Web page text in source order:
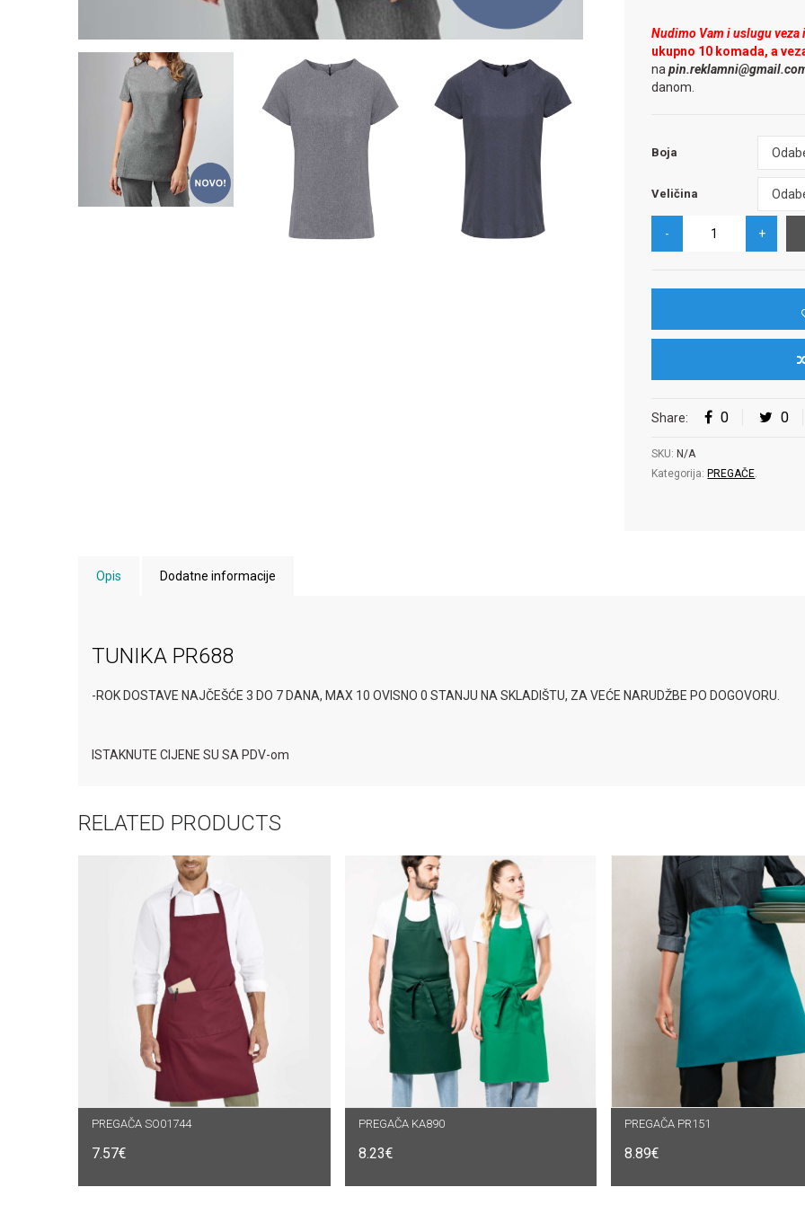
Nudimo Vam i uslugu veza
ukupno 10 komada, a
na
danom.
Boja Boja
Veličina Veličina
Share: 0 0
SKU: N/A
Kategorija:PREGAČE
Opis Dodatne informacije
TUNIKA PR688
-ROK DOSTAVE NAJČEŠĆE 3 DO 7 DANA, MAX 10 OVISNO 0 STANJU NA SKLADIŠTU, ZA VEĆE NARUDŽBE PO DOGOVORU.
ISTAKNUTE CIJENE SU SA PDV-om
RELATED PRODUCTS
PREGAČA SO01744
7.57€
ODABERI OPCIJE PREGAČA KA890
8.23€
ODABERI OPCIJE PREGAČA PR151
8.89€
ODABERI OPCIJE